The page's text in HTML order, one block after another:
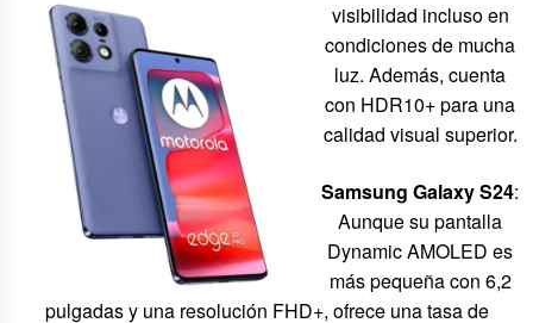
visibilidad incluso en
condiciones de mucha
luz. Además, cuenta
con HDR10+ para una
calidad visual superior.
Samsung Galaxy S24:
Aunque su pantalla
Dynamic AMOLED es
más pequeña con 6,2
pulgadas y una resolución FHD+, ofrece una tasa de